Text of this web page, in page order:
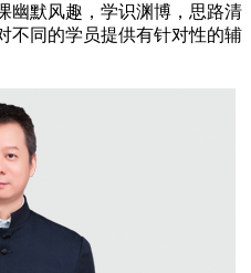
幽默风趣，学识渊博，思路清
不同的学员提供有针对性的辅